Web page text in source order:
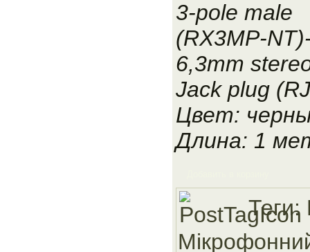
3-pole male
(RX3MP-
6,3mm
Jack plug
Цвет:
Длина: 1
Теги: